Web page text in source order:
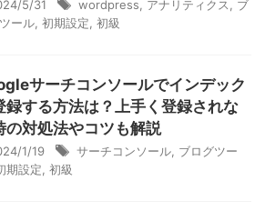
5/31 wordpress アナリティクス
ブ
ール 初期設定 初級
サーチコンソールでインデック
録する方法は？上手く登録されな
の対処法やコツも解説
1/19 サーチコンソール ブログツー
期設定 初級